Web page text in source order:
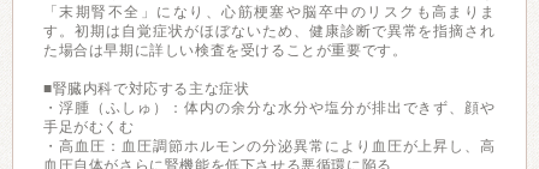
「末期腎不全」になり、心筋梗塞や脳卒中のリスクも高まりま
す。初期は自覚症状がほぼないため、健康診断で異常を指摘され
た場合は早期に詳しい検査を受けることが重要です。
■腎臓内科で対応する主な症状
・浮腫（ふしゅ）：体内の余分な水分や塩分が排出できず、顔や
手足がむくむ
・高血圧：血圧調節ホルモンの分泌異常により血圧が上昇し、高
血圧自体がさらに腎機能を低下させる悪循環に陥る